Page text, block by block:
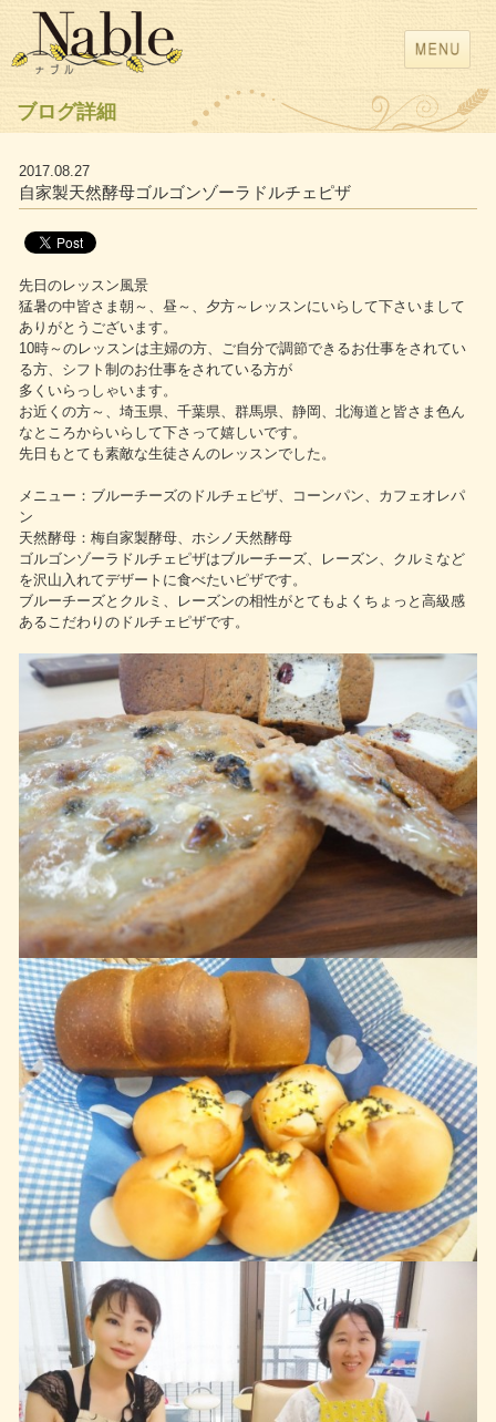
ブログ詳細
2017.08.27
自家製天然酵母ゴルゴンゾーラドルチェピザ
先日のレッスン風景
猛暑の中皆さま朝～、昼～、夕方～レッスンにいらして下さいまして
ありがとうございます。
10時～のレッスンは主婦の方、ご自分で調節できるお仕事をされてい
る方、シフト制のお仕事をされている方が
多くいらっしゃいます。
お近くの方～、埼玉県、千葉県、群馬県、静岡、北海道と皆さま色ん
なところからいらして下さって嬉しいです。
先日もとても素敵な生徒さんのレッスンでした。
メニュー：ブルーチーズのドルチェピザ、コーンパン、カフェオレパ
ン
天然酵母：梅自家製酵母、ホシノ天然酵母
ゴルゴンゾーラドルチェピザはブルーチーズ、レーズン、クルミなど
を沢山入れてデザートに食べたいピザです。
ブルーチーズとクルミ、レーズンの相性がとてもよくちょっと高級感
あるこだわりのドルチェピザです。